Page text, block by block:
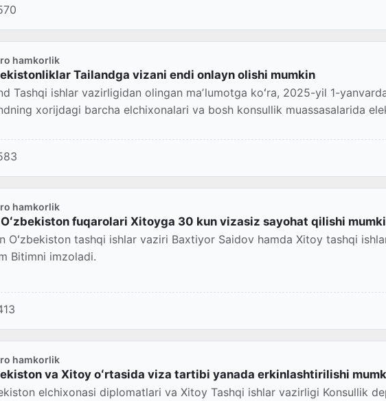
hamkorlik
Tailandga vizani endi onlayn olishi mumkin
Tashqi ishlar vazirligidan olingan maʼlumotga koʻra, 2025-yil 1-
xorijdagi barcha elchixonalari va bosh konsullik muassasalarida
hamkorlik
Oʻzbekiston fuqarolari Xitoyga 30 kun vizasiz sayohat qilishi
Oʻzbekiston tashqi ishlar vaziri Baxtiyor Saidov hamda Xitoy tashqi
Bitimni imzoladi.
hamkorlik
va Xitoy oʻrtasida viza tartibi yanada erkinlashtirilishi
elchixonasi diplomatlari va Xitoy Tashqi ishlar vazirligi Konsullik